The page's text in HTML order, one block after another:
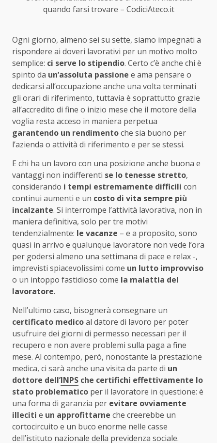
quando farsi trovare – CodiciAteco.it
Ogni giorno, almeno sei su sette, siamo impegnati a
rispondere ai doveri lavorativi per un motivo molto
semplice: ci serve lo stipendio. Certo c’è anche chi è
spinto da un’assoluta passione e ama pensare o
dedicarsi all’occupazione anche una volta terminati
gli orari di riferimento, tuttavia è soprattutto grazie
all’accredito di fine o inizio mese che il motore della
voglia resta acceso in maniera perpetua
garantendo un rendimentoche sia buono per
l’azienda o attività di riferimento e per se stessi.
E chi ha un lavoro con una posizione anche buona e
vantaggi non indifferenti se lo tenesse stretto,
considerando i tempi estremamente difficili con
continui aumenti e un costo di vita sempre più
incalzante. Si interrompe l’attività lavorativa, non in
maniera definitiva, solo per tre motivi
tendenzialmente: le vacanze – e a proposito, sono
quasi in arrivo e qualunque lavoratore non vede l’ora
per godersi almeno una settimana di pace e relax -,
imprevisti spiacevolissimi come un lutto improvviso
o un intoppo fastidioso come la malattia del
lavoratore.
Nell’ultimo caso, bisognerà consegnare un
certificato medicoal datore di lavoro per poter
usufruire dei giorni di permesso necessari per il
recupero e non avere problemi sulla paga a fine
mese. Al contempo, però, nonostante la prestazione
medica, ci sarà anche una visita da parte di un
dottore dell’INPS che certifichi effettivamente lo
stato problematico per il lavoratore in questione: è
una forma di garanzia per evitare ovviamente
illeciti e un approfittarne che creerebbe un
cortocircuito e un buco enorme nelle casse
dell’istituto nazionale della previdenza sociale.